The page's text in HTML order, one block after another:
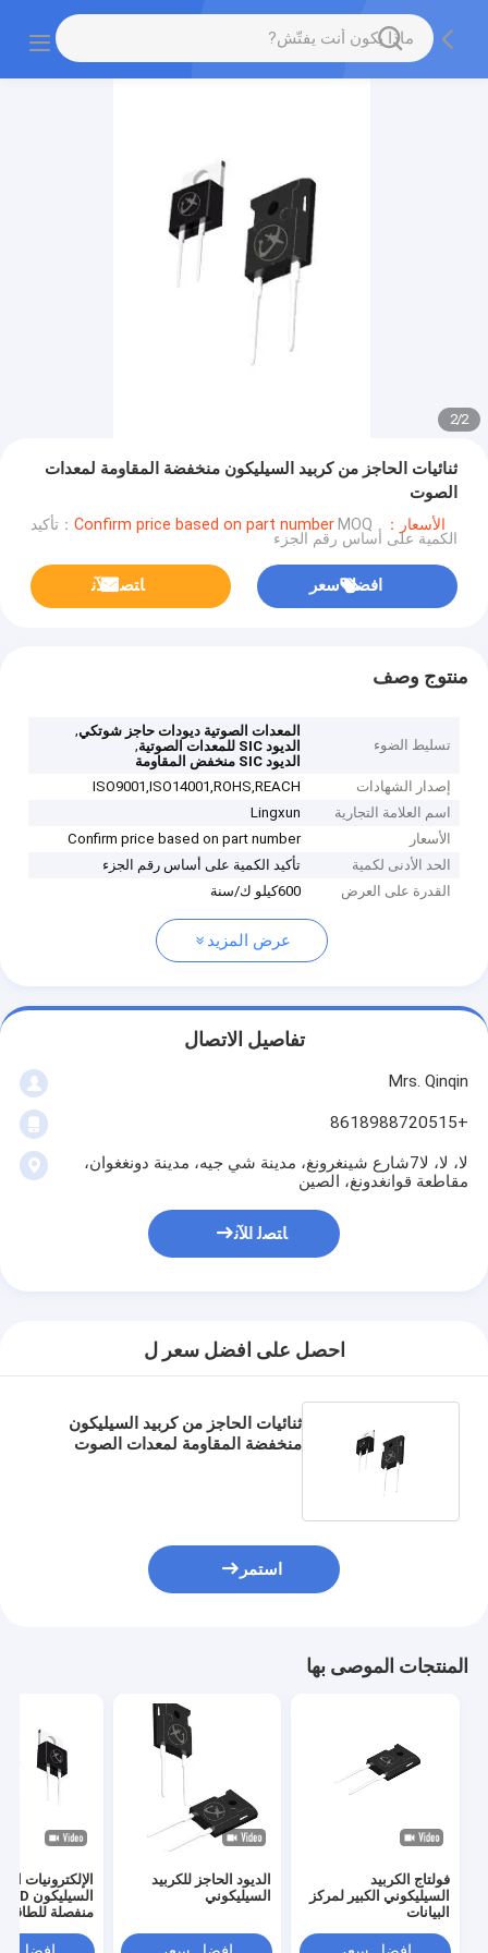
2
/
2
ثنائيات الحاجز من كربيد السيليكون منخفضة المقاومة لمعدات
الصوت
الأسعار：Confirm price based on part number MOQ：تأكيد
الكمية على أساس رقم الجزء
افضل سعر ﺎﺘﺼﻟ ﺍﻶﻧ
منتوج وصف
تسليط الضوء
المعدات الصوتية ديودات حاجز شوتكي,
الديود SIC للمعدات الصوتية
,
الديود SIC منخفض المقاومة
إصدار الشهادات
ISO9001,ISO14001,ROHS,REACH
اسم العلامة التجارية
Lingxun
الأسعار
Confirm price based on part number
الحد الأدنى لكمية
تأكيد الكمية على أساس رقم الجزء
القدرة على العرض
600كيلو ك/سنة
عرض المزيد
تفاصيل الاتصال
Mrs. Qinqin
+8618988720515
لا، لا، لا7شارع شينغرونغ، مدينة شي جيه، مدينة دونغغوان،
مقاطعة قوانغدونغ، الصين
ﺎﺘﺼﻟ ﺍﻶﻧ
احصل على افضل سعر ل
ثنائيات الحاجز من كربيد السيليكون
منخفضة المقاومة لمعدات الصوت
استمر
المنتجات الموصى بها
فولتاج الكربيد
السيليكوني الكبير لمركز
البيانات
الديود الحاجز للكربيد
السيليكوني
الإلكترونيات
منفصلة للطاقة